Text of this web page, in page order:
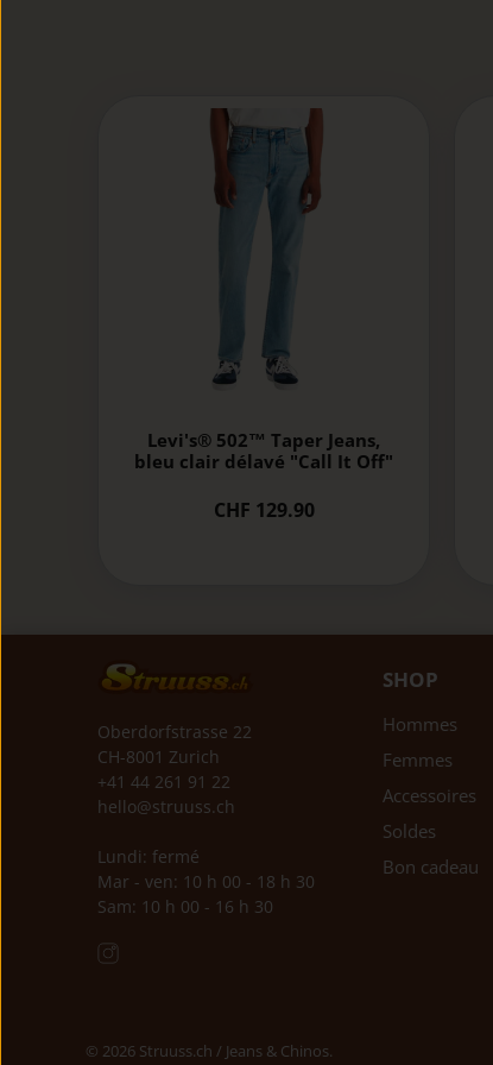
Levi's® 502™ Taper Jeans,
bleu clair délavé "Call It Off"
CHF 129.90
Oberdorfstrasse 22
CH-8001 Zurich
+41 44 261 91 22
hello@struuss.ch
Lundi: fermé
Mar - ven: 10 h 00 - 18 h 30
Sam: 10 h 00 - 16 h 30
SHOP
Hommes
Femmes
Accessoires
Soldes
Bon cadeau
© 2026 Struuss.ch / Jeans & Chinos.